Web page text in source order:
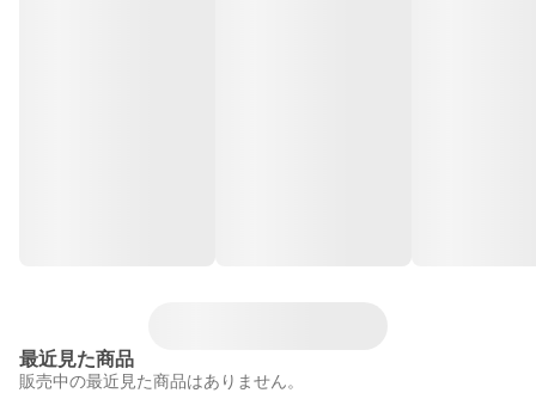
最近見た商品
販売中の最近見た商品はありません。